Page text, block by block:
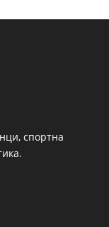
спортна